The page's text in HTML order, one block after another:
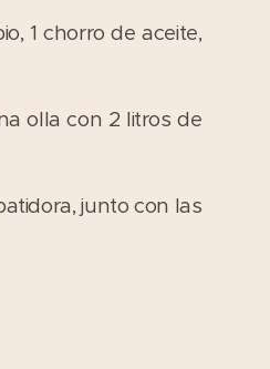
1 chorro de aceite,
olla con 2 litros de
junto con las